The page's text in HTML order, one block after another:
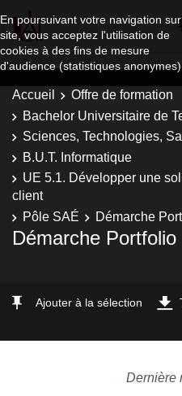
En poursuivant votre navigation
site, vous acceptez l'utilisation de
cookies à des fins de mesure
d'audience (statistiques anonymes).
Accueil
Offre de formation
Bachelor Universitaire de
Sciences, Technologies,
B.U.T. Informatique
UE 5.1. Développer une
client
Pôle SAÉ
Démarche
Démarche Portfolio
Ajouter à la sélection
Dernière